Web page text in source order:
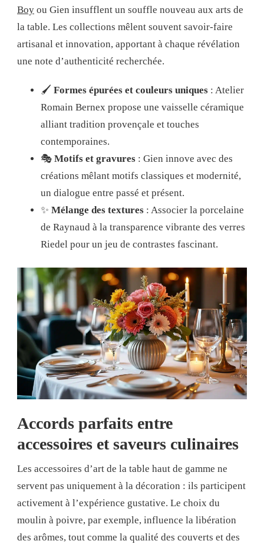
Boy ou Gien insufflent un souffle nouveau aux arts de
la table. Les collections mêlent souvent savoir-faire
artisanal et innovation, apportant à chaque révélation
une note d’authenticité recherchée.
🖌️ Formes épurées et couleurs uniques : Atelier
Romain Bernex propose une vaisselle céramique
alliant tradition provençale et touches
contemporaines.
🎭 Motifs et gravures : Gien innove avec des
créations mêlant motifs classiques et modernité,
un dialogue entre passé et présent.
✨ Mélange des textures : Associer la porcelaine
de Raynaud à la transparence vibrante des verres
Riedel pour un jeu de contrastes fascinant.
Accords parfaits entre
accessoires et saveurs culinaires
Les accessoires d’art de la table haut de gamme ne
servent pas uniquement à la décoration : ils participent
activement à l’expérience gustative. Le choix du
moulin à poivre, par exemple, influence la libération
des arômes, tout comme la qualité des couverts et des